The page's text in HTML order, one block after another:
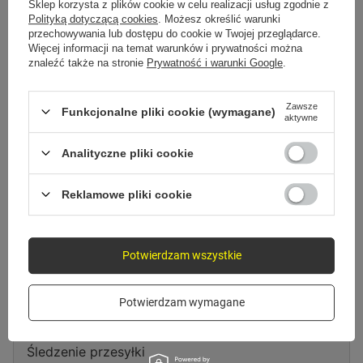
Spróbuj sprecyzować dokładniejsze parametry. Skorzystaj zwyszukiwarki
zaawansowanej.
Szukasz produktu, którego nie
mamy w ofercie?
Jeśli nie znalazłeś w naszej ofercie produktu, a chciałbyś kupić go w
naszym sklepie, możesz skorzystać ze specjalnego formularza i przesłać
nam opis szukanego przedmiotu. Aby móc to zrobić musisz być
zalogowany.
Zamówienia
Status zamówienia
Śledzenie przesyłki
Sklep korzysta z plików cookie w celu realizacji usług zgodnie z
Polityką dotyczącą cookies . Możesz określić warunki
przechowywania lub dostępu do cookie w Twojej przeglądarce.
Więcej informacji na temat warunków i prywatności można
znaleźć także na stronie Prywatność i warunki Google
Funkcjonalne pliki cookie (wymagane)
Zawsze
aktywne
Analityczne pliki cookie
Reklamowe pliki cookie
Potwierdzam wymagane
Potwierdzam wszystkie